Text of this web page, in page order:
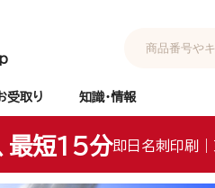
受取り 知識・情報
最短15分即日名刺印刷｜